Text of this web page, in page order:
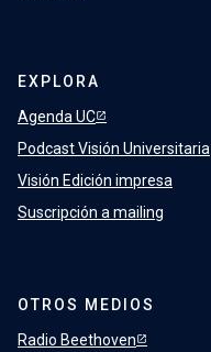
EXPLORA
Agenda UC
Podcast Visión Universitaria
Visión Edición impresa
Suscripción a mailing
OTROS MEDIOS
Radio Beethoven